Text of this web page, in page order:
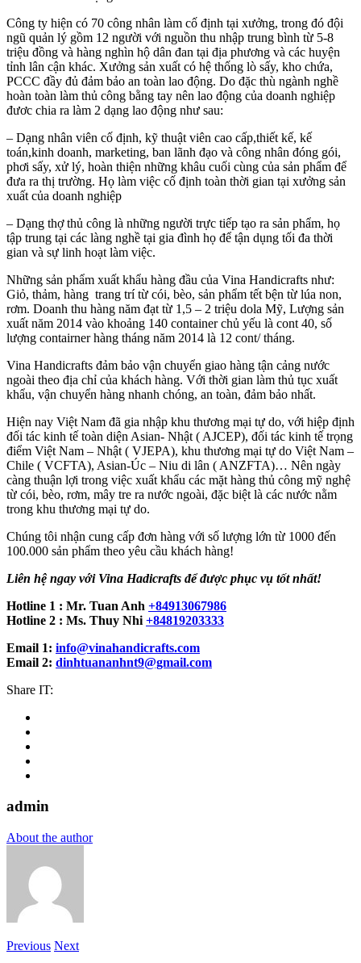
Công ty hiện có 70 công nhân làm cố định tại xưởng, trong đó đội
ngũ quản lý gồm 12 người với nguồn thu nhập trung bình từ 5-8
triệu đồng và hàng nghìn hộ dân đan tại địa phương và các huyện
tỉnh lân cận khác. Xưởng sản xuất có hệ thống lò sấy, kho chứa,
PCCC đầy đủ đảm bảo an toàn lao động. Do đặc thù ngành nghề
hoàn toàn làm thủ công bằng tay nên lao động của doanh nghiệp
đươc chia ra làm 2 dạng lao động như sau:
– Dạng nhân viên cố định, kỹ thuật viên cao cấp,thiết kế, kế
toán,kinh doanh, marketing, ban lãnh đạo và công nhân đóng gói,
phơi sấy, xử lý, hoàn thiện những khâu cuối cùng của sản phẩm để
đưa ra thị trường. Họ làm việc cố định toàn thời gian tại xưởng sản
xuất của doanh nghiệp
– Dạng thợ thủ công là những người trực tiếp tạo ra sản phẩm, họ
tập trung tại các làng nghề tại gia đình họ để tận dụng tối đa thời
gian và sự linh hoạt làm việc.
Những sản phẩm xuất khẩu hàng đầu của Vina Handicrafts như:
Giỏ, thảm, hàng trang trí từ cói, bèo, sản phẩm tết bện từ lúa non,
rơm. Doanh thu hàng năm đạt từ 1,5 – 2 triệu dola Mỹ, Lượng sản
xuất năm 2014 vào khoảng 140 container chủ yếu là cont 40, số
lượng contairner hàng tháng năm 2014 là 12 cont/ tháng.
Vina Handicrafts đảm bảo vận chuyển giao hàng tận cảng nước
ngoài theo địa chỉ của khách hàng. Với thời gian làm thủ tục xuất
khẩu, vận chuyển hàng nhanh chóng, an toàn, đảm bảo nhất.
Hiện nay Việt Nam đã gia nhập khu thương mại tự do, với hiệp định
đối tác kinh tế toàn diện Asian- Nhật ( AJCEP), đối tác kinh tế trọng
điểm Việt Nam – Nhật ( VJEPA), khu thương mại tự do Việt Nam –
Chile ( VCFTA), Asian-Úc – Niu di lân ( ANZFTA)… Nên ngày
càng thuận lợi trong việc xuất khẩu các mặt hàng thủ công mỹ nghệ
từ cói, bèo, rơm, mây tre ra nước ngoài, đặc biệt là các nước nằm
trong khu thương mại tự do.
Chúng tôi nhận cung cấp đơn hàng với số lượng lớn từ 1000 đến
100.000 sản phẩm theo yêu cầu khách hàng!
Liên hệ ngay với Vina Hadicrafts để được phục vụ tốt nhất!
Hotline 1 : Mr. Tuan Anh +84913067986
Hotline 2 : Ms. Thuy Nhi +84819203333
Email 1: info@vinahandicrafts.com
Email 2: dinhtuananhnt9@gmail.com
Share IT:
admin
About the author
Previous Next